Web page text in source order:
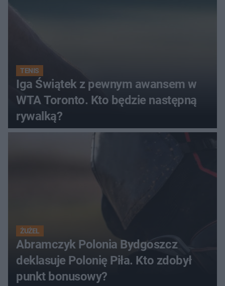
TENIS
Iga Świątek z pewnym awansem w
WTA Toronto. Kto będzie następną
rywalką?
ŻUŻEL
Abramczyk Polonia Bydgoszcz
deklasuje Polonię Piła. Kto zdobył
punkt bonusowy?